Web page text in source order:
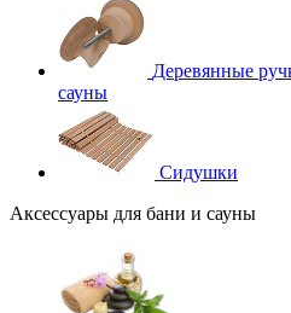
Деревянные
сауны
Сидушки
Аксессуары для бани и сауны